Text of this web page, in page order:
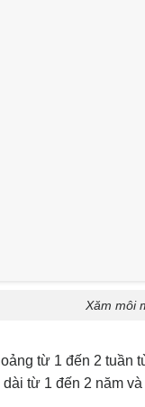
Xăm môi
từ 1 đến 2 tuần
từ 1 đến 2 năm